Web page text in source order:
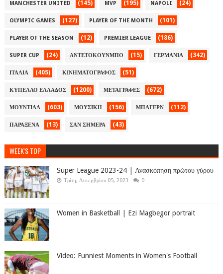
MANCHESTER UNITED (145) MVP (195) NAPOLI (24)
OLYMPIC GAMES (127) PLAYER OF THE MONTH (101)
PLAYER OF THE SEASON (12) PREMIER LEAGUE (186)
SUPER CUP (24) ΑΝΤΕΤΟΚΟΥΝΜΠΟ (15) ΓΕΡΜΑΝΙΑ (342)
ΙΤΑΛΙΑ (405) ΚΙΝΗΜΑΤΟΓΡΑΦΟΣ (51)
ΚΥΠΕΛΛΟ ΕΛΛΑΔΟΣ (1200) ΜΕΤΑΓΡΑΦΕΣ (672)
ΜΟΥΝΤΙΑΛ (603) ΜΟΥΣΙΚΗ (156) ΜΠΑΓΕΡΝ (112)
ΠΑΡΑΞΕΝΑ (13) ΣΑΝ ΣΗΜΕΡΑ (43)
WEEK'S TOP
Super League 2023-24 | Ανασκόπηση πρώτου γύρου
Τρίτη, Δεκεμβρίου 05, 2023 0
Women in Basketball | Ezi Magbegor portrait
Video: Funniest Moments in Women's Football